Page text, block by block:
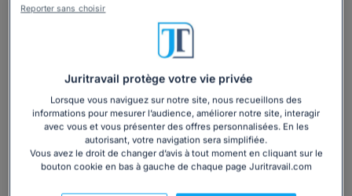
votre contrat de travail ;
proportionnées lorsqu'il s'agit de :
répondre à desimpératifs de sécurité(exemple :
manipulation de produits dangereux ou de matières
dangereuses...) ;
satisfaire à des exigences commerciales(exemple :
Juritravail protège votre vie privée
Lorsque vous naviguez sur notre site, nous recueillons des
informations pour mesurer l’audience, améliorer notre site, interagir
avec vous et vous présenter des offres personnalisées. En les
autorisant, votre navigation sera simplifiée.
Vous avez le droit de changer d’avis à tout moment en cliquant sur le
bouton cookie en bas à gauche de chaque page Juritravail.com
Reporter sans choisir